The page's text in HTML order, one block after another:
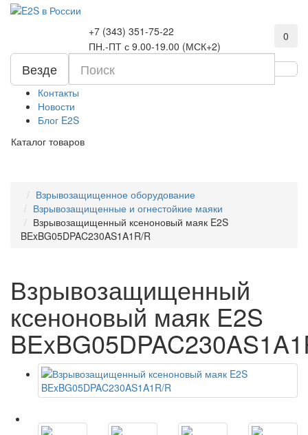
+7 (343) 351-75-22
ПН.-ПТ с 9.00-19.00 (МСК+2)
0
Везде
Контакты
Новости
Блог E2S
Каталог товаров
Взрывозащищенное оборудование
Взрывозащищенные и огнестойкие маяки
Взрывозащищенный ксеноновый маяк E2S
BExBG05DPAC230AS1A1R/R
Взрывозащищенный
ксеноновый маяк E2S